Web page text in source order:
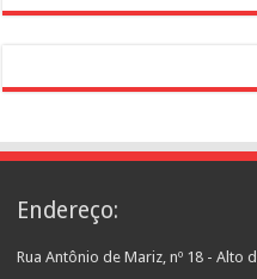
Endereço:
Rua Antônio de Mariz, nº 18 - Alto